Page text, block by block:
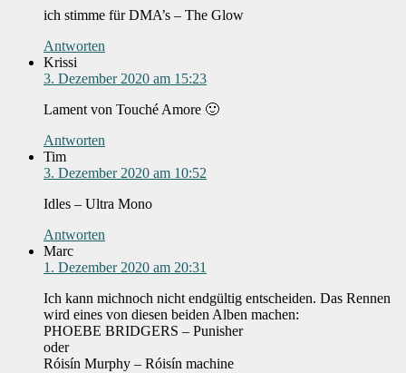
ich stimme für DMA’s – The Glow
Antworten
Krissi
3. Dezember 2020 am 15:23
Lament von Touché Amore 🙂
Antworten
Tim
3. Dezember 2020 am 10:52
Idles – Ultra Mono
Antworten
Marc
1. Dezember 2020 am 20:31
Ich kann michnoch nicht endgültig entscheiden. Das Rennen
wird eines von diesen beiden Alben machen:
PHOEBE BRIDGERS – Punisher
oder
Róisín Murphy – Róisín machine